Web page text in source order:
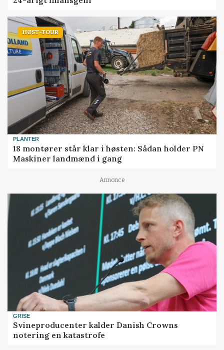
HØST-TOUR
PLANTER
18 montører står klar i høsten: Sådan holder PN
Maskiner landmænd i gang
Annonce
GRISE
Svineproducenter kalder Danish Crowns
notering en katastrofe